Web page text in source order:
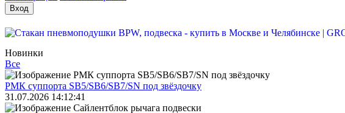
Новинки
Все
РМК суппорта SB5/SB6/SB7/SN под звёздочку
31.07.2026 14:12:41